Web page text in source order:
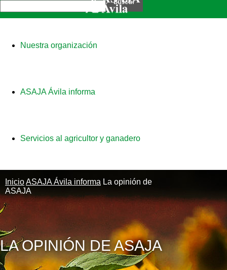
Nuestra organización
ASAJA Ávila informa
Servicios al agricultor y ganadero
InicioASAJA Ávila informa La opinión de
ASAJA
LA OPINIÓN DE ASAJA